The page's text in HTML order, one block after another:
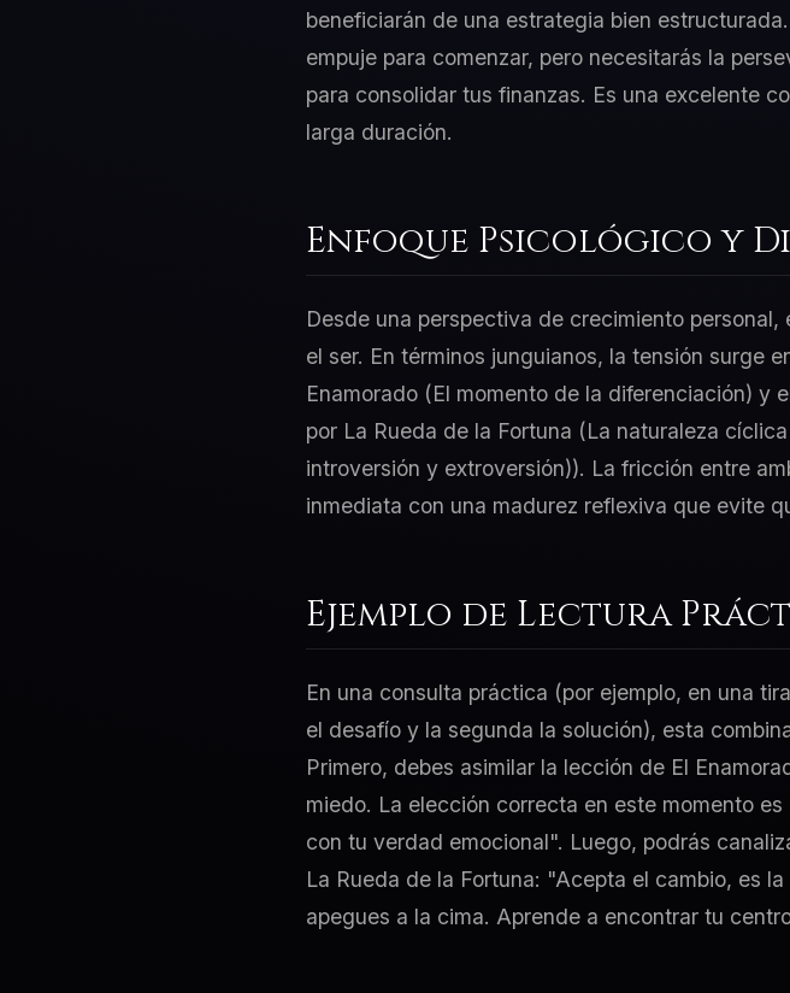
beneficiarán de una estrategia bien
empuje para comenzar, pero necesitarás la
para consolidar tus finanzas. Es una excelente
larga duración.
Enfoque Psicológico y
Desde una perspectiva de crecimiento
el ser. En términos junguianos, la tensión surge
Enamorado (El momento de la diferenciación) y
por La Rueda de la Fortuna (La naturaleza
introversión y extroversión)). La fricción entre
inmediata con una madurez reflexiva que evite
Ejemplo de Lectura
En una consulta práctica (por ejemplo, en una
el desafío y la segunda la solución), esta
Primero, debes asimilar la lección de El
miedo. La elección correcta en este momento
con tu verdad emocional". Luego, podrás
La Rueda de la Fortuna: "Acepta el cambio, es
apegues a la cima. Aprende a encontrar tu